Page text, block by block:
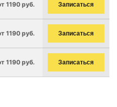
1190 руб. Записаться
1190 руб. Записаться
1190 руб. Записаться